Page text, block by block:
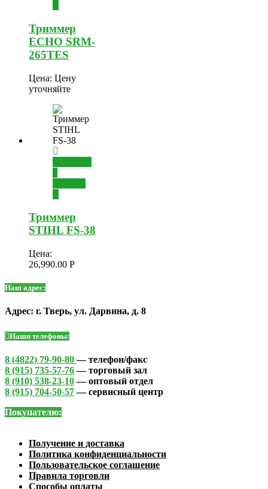
Триммер
ECHO SRM-
265TES
Цена: Цену
уточняйте
Триммер
STIHL FS-38
Цена:
26,990.00 Р
Наш адрес:
Адрес: г. Тверь, ул. Дарвина, д. 8
Наши телефоны:
8 (4822) 79-90-80— телефон/факс
8 (915) 735-57-76— торговый зал
8 (910) 538-23-10— оптовый отдел
8 (915) 704-50-57— сервисный центр
Покупателю:
Получение и доставка
Политика конфиденциальности
Пользовательское соглашение
Правила торговли
Способы оплаты